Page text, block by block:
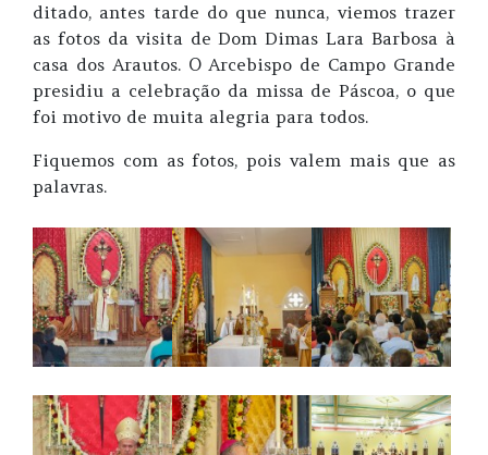
ditado, antes tarde do que nunca, viemos trazer
as fotos da visita de Dom Dimas Lara Barbosa à
casa dos Arautos. O Arcebispo de Campo Grande
presidiu a celebração da missa de Páscoa, o que
foi motivo de muita alegria para todos.
Fiquemos com as fotos, pois valem mais que as
palavras.